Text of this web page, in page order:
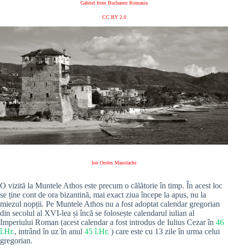
Gabriel from Bucharest Romania
CC BY 2.0
Ion Oroles Manolache
O vizită la Muntele Athos este precum o călătorie în timp. În acest loc
se ține cont de ora bizantină, mai exact ziua începe la apus, nu la
miezul nopții. Pe Muntele Athos nu a fost adoptat calendar gregorian
din secolul al XVI-lea și încă se folosește calendarul iulian al
Imperiului Roman (acest calendar a fost introdus de Iulius Cezar în 46
î.Hr., intrând în uz în anul 45 î.Hr. ) care este cu 13 zile în urma celui
gregorian.